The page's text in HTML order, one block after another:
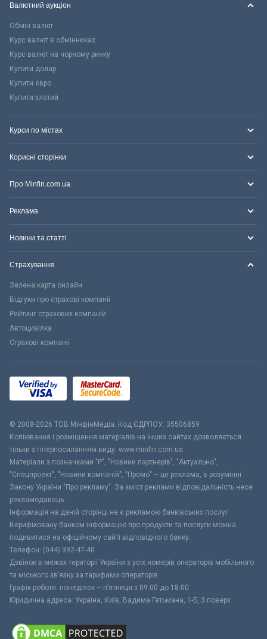
Валютний аукціон
Обмін валют
Курс валют в обмінниках
Курс валют на чорному ринку
Купити долар
Купити євро
Купити злотий
Курси по містах
Корисні сторінки
Про Minfin.com.ua
Реклама
Новини та статті
Страхування
Зелена карта онлайн
Відгуки про страхові компанії
Рейтинг страхових компаній
Автоцивілка
Страхові компанії
© 2008-2026 ТОВ МiнфiнМедiа. Код ЄДРПОУ: 35506859
Копіювання і розміщення матеріалів на інших сайтах дозволяється
тільки з гіперпосиланням виду: www.minfin.com.ua
Матеріали з позначками "Р", "Новини партнерів", "Актуально",
"Спецпроект", "Новини компаній", "Промо" – це реклама, в розумінні
Закону України "Про рекламу". За зміст реклами відповідальність несе
рекламодавець.
Інформація на даній сторінці не є рекламою банківських послуг.
Верифіковану банком інформацію про продукти та послуги можна
подивитися на офіційному сайті відповідного банку.
Телефон: (044) 392-47-40
Дзвінок в межах території України з усіх номерів операторів мобільного
та міського зв’язку за тарифами операторів
Графік роботи: понеділок – п’ятниця з 09:00 до 18:00
Юридична адреса: Україна, Київ, Вадима Гетьмана, 1-Б, 3 поверх